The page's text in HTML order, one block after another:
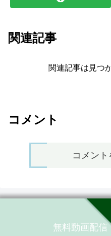
関連記事
関連記事は見つ
コメント
コメン
無料動画配